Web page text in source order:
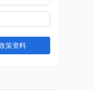
策资料